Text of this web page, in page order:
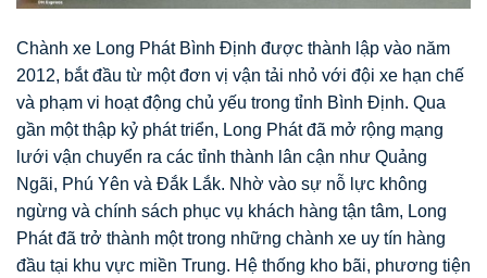
Chành xe Long Phát Bình Định được thành lập vào năm
2012, bắt đầu từ một đơn vị vận tải nhỏ với đội xe hạn chế
và phạm vi hoạt động chủ yếu trong tỉnh Bình Định. Qua
gần một thập kỷ phát triển, Long Phát đã mở rộng mạng
lưới vận chuyển ra các tỉnh thành lân cận như Quảng
Ngãi, Phú Yên và Đắk Lắk. Nhờ vào sự nỗ lực không
ngừng và chính sách phục vụ khách hàng tận tâm, Long
Phát đã trở thành một trong những chành xe uy tín hàng
đầu tại khu vực miền Trung. Hệ thống kho bãi, phương tiện